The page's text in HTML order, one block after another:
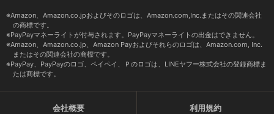
Amazon、Amazon.co.jpおよびそのロゴは、Amazon.com,Inc.またはその関連会社
の商標です。
PayPayマネーライトが付与されます。PayPayマネーライトの出金はできません。
Amazon、Amazon.co.jp、Amazon Payおよびそれらのロゴは、Amazon.com, Inc.
またはその関連会社の商標です。
PayPay、PayPayのロゴ、ペイペイ、Ｐのロゴは、LINEヤフー株式会社の登録商標ま
たは商標です。
会社概要 利用規約